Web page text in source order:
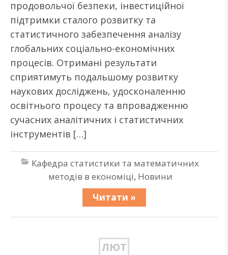
продовольчої безпеки, інвестиційної
підтримки сталого розвитку та
статистичного забезпечення аналізу
глобальних соціально-економічних
процесів. Отримані результати
сприятимуть подальшому розвитку
наукових досліджень, удосконаленню
освітнього процесу та впровадженню
сучасних аналітичних і статистичних
інструментів […]
Кафедра статистики та математичних
методів в економіці, Новини
Читати »
ЛЮТ